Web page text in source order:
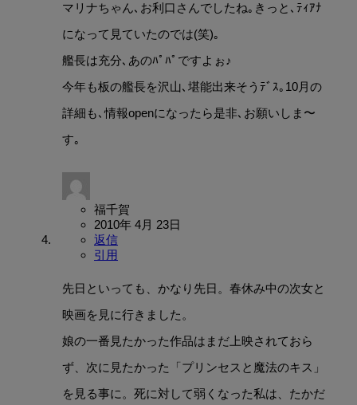
マリナちゃん､お利口さんでしたね｡きっと､ﾃｨｱﾅ
になって見ていたのでは(笑)｡
艦長は充分､あのﾊﾟﾊﾟですよぉ♪
今年も板の艦長を沢山､堪能出来そうﾃﾞｽ｡10月の
詳細も､情報openになったら是非､お願いしま〜
す｡
福千賀
2010年 4月 23日
返信
引用
先日といっても、かなり先日。春休み中の次女と
映画を見に行きました。
娘の一番見たかった作品はまだ上映されておら
ず、次に見たかった「プリンセスと魔法のキス」
を見る事に。死に対して弱くなった私は、たかだ